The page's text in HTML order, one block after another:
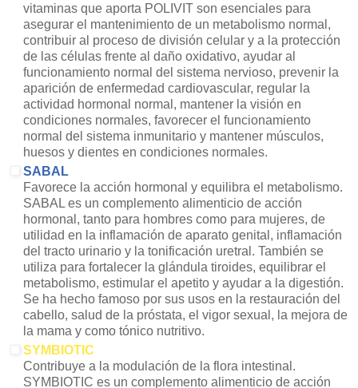
vitaminas que aporta POLIVIT son esenciales para
asegurar el mantenimiento de un metabolismo normal,
contribuir al proceso de división celular y a la protección
de las células frente al daño oxidativo, ayudar al
funcionamiento normal del sistema nervioso, prevenir la
aparición de enfermedad cardiovascular, regular la
actividad hormonal normal, mantener la visión en
condiciones normales, favorecer el funcionamiento
normal del sistema inmunitario y mantener músculos,
huesos y dientes en condiciones normales.
SABAL
Favorece la acción hormonal y equilibra el metabolismo.
SABAL es un complemento alimenticio de acción
hormonal, tanto para hombres como para mujeres, de
utilidad en la inflamación de aparato genital, inflamación
del tracto urinario y la tonificación uretral. También se
utiliza para fortalecer la glándula tiroides, equilibrar el
metabolismo, estimular el apetito y ayudar a la digestión.
Se ha hecho famoso por sus usos en la restauración del
cabello, salud de la próstata, el vigor sexual, la mejora de
la mama y como tónico nutritivo.
SYMBIOTIC
Contribuye a la modulación de la flora intestinal.
SYMBIOTIC es un complemento alimenticio de acción